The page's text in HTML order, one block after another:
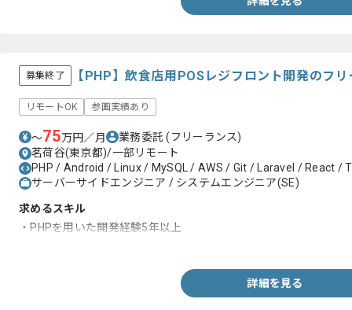
募集終了 【PHP】飲食店用POSレジフロント開発のフ
リモートOK 参画実績あり
〜75万円／月 業務委託(フリーランス)
茗荷谷(東京都)/一部リモート
PHP / Android / Linux / MySQL / AWS / Git / Laravel / React /
サーバーサイドエンジニア / システムエンジニア(SE)
求めるスキル
・PHPを用いた開発経験5年以上
詳細を見る